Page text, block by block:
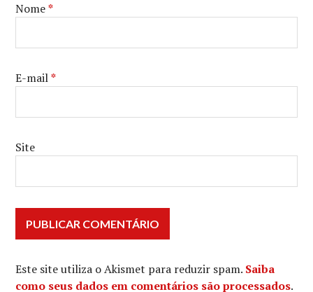
Nome*
E-mail*
Site
Este site utiliza o Akismet para reduzir spam. Saiba
como seus dados em comentários são processados.